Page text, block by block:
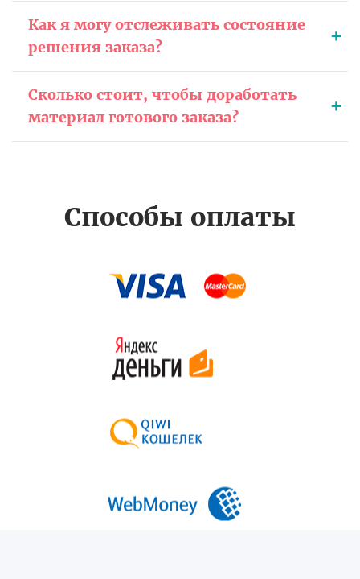
Как я могу отслеживать состояние
решения заказа?
Сколько стоит, чтобы доработать
материал готового заказа?
Способы оплаты